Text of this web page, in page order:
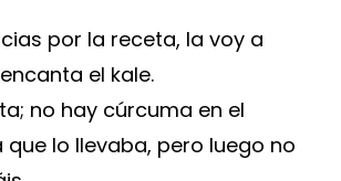
por la receta, la voy a
el kale.
no hay cúrcuma en el
que lo llevaba, pero luego no